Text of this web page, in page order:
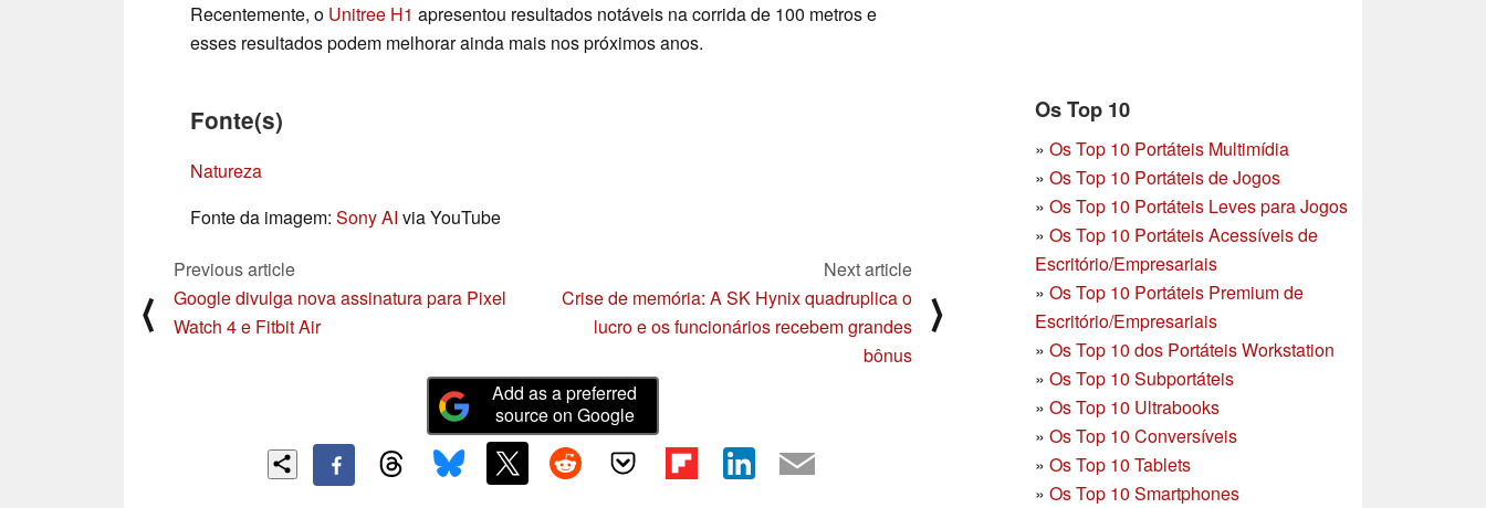
Recentemente, o Unitree H1 apresentou resultados notáveis na corrida de 100 metros e
esses resultados podem melhorar ainda mais nos próximos anos.
Os Top 10
» Os Top 10 Portáteis Multimídia
» Os Top 10 Portáteis de Jogos
» Os Top 10 Portáteis Leves para Jogos
» Os Top 10 Portáteis Acessíveis de
Escritório/Empresariais
» Os Top 10 Portáteis Premium de
Escritório/Empresariais
» Os Top 10 dos Portáteis Workstation
» Os Top 10 Subportáteis
» Os Top 10 Ultrabooks
» Os Top 10 Conversíveis
» Os Top 10 Tablets
» Os Top 10 Smartphones
Fonte(s)
Natureza
Fonte da imagem: Sony AI via YouTube
⟨
Previous article
Google divulga nova assinatura para Pixel
Watch 4 e Fitbit Air
Next article
Crise de memória: A SK Hynix quadruplica o
lucro e os funcionários recebem grandes
bônus
⟩
Add as a preferred
source on Google